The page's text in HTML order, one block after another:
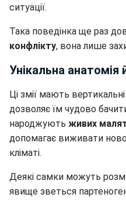
ситуації.
Така поведінка ще раз
конфлікту, вона лише
Унікальна анатомія
Ці змії мають
дозволяє їм чудово
народжують живих
допомагає виживати
кліматі.
Деякі самки можуть
явище зветься